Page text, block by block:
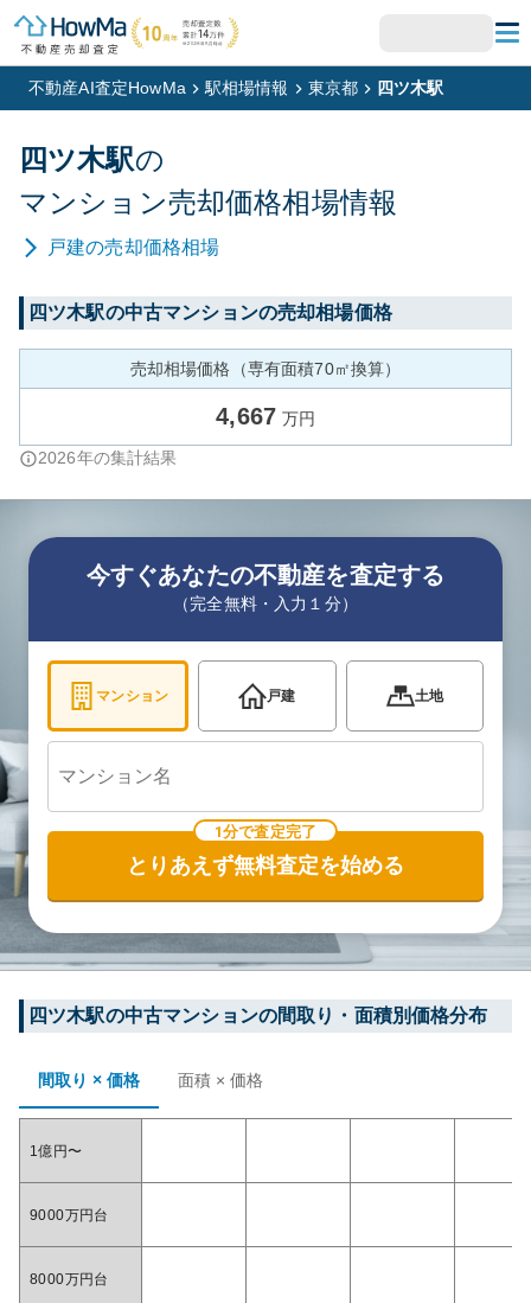
不動産AI査定HowMa 駅相場情報 東京都 四ツ木駅
四ツ木駅の
マンション売却価格相場情報
戸建の売却価格相場
四ツ木駅の中古マンションの売却相場価格
売却相場価格（専有面積70㎡換算）
4,667 万円
2026年の集計結果
今すぐあなたの不動産を査定する
（完全無料・入力１分）
マンション 戸建 土地
1分で査定完了
とりあえず無料査定を始める
四ツ木駅の中古マンションの間取り・面積別価格分布
間取り × 価格 面積 × 価格
1億円〜
9000万円台
8000万円台